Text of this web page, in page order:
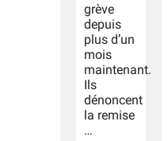
grève
depuis
plus d’un
mois
maintenant.
Ils
dénoncent
la remise
…